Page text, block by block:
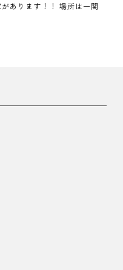
あります！！ 場所は一関